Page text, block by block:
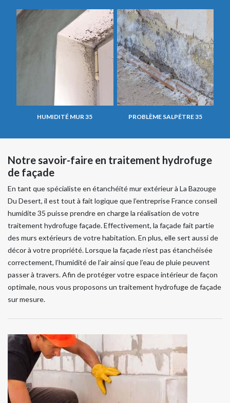
HUMIDITÉ MUR 35 PROBLÈME SALPÊTRE 35
Notre savoir-faire en traitement hydrofuge
de façade
En tant que spécialiste en étanchéité mur extérieur à La Bazouge
Du Desert, il est tout à fait logique que l’entreprise France conseil
humidite 35 puisse prendre en charge la réalisation de votre
traitement hydrofuge façade. Effectivement, la façade fait partie
des murs extérieurs de votre habitation. En plus, elle sert aussi de
décor à votre propriété. Lorsque la façade n’est pas étanchéisée
correctement, l’humidité de l’air ainsi que l’eau de pluie peuvent
passer à travers. Afin de protéger votre espace intérieur de façon
optimale, nous vous proposons un traitement hydrofuge de façade
sur mesure.